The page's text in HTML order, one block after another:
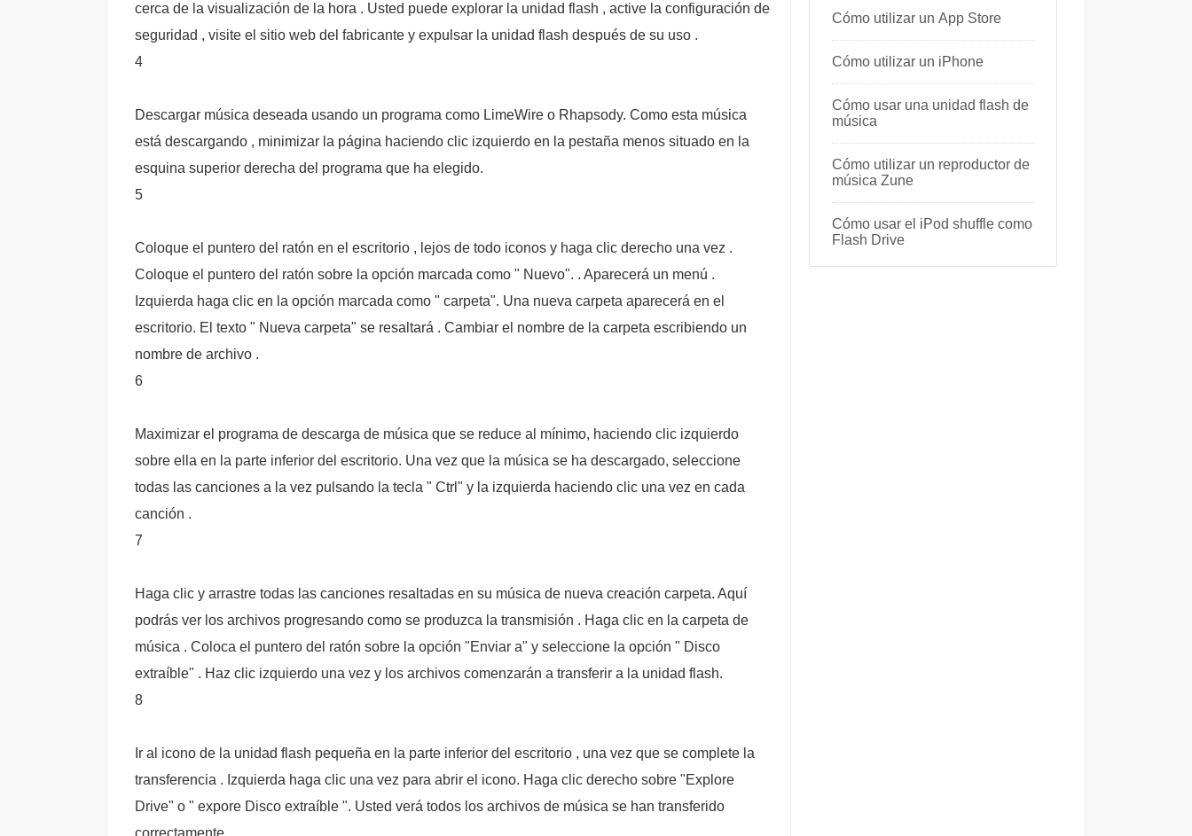
cerca de la visualización de la hora . Usted puede explorar la unidad flash , active la configuración de
seguridad , visite el sitio web del fabricante y expulsar la unidad flash después de su uso .
4
Descargar música deseada usando un programa como LimeWire o Rhapsody. Como esta música
está descargando , minimizar la página haciendo clic izquierdo en la pestaña menos situado en la
esquina superior derecha del programa que ha elegido.
5
Coloque el puntero del ratón en el escritorio , lejos de todo iconos y haga clic derecho una vez .
Coloque el puntero del ratón sobre la opción marcada como " Nuevo". . Aparecerá un menú .
Izquierda haga clic en la opción marcada como " carpeta". Una nueva carpeta aparecerá en el
escritorio. El texto " Nueva carpeta" se resaltará . Cambiar el nombre de la carpeta escribiendo un
nombre de archivo .
6
Maximizar el programa de descarga de música que se reduce al mínimo, haciendo clic izquierdo
sobre ella en la parte inferior del escritorio. Una vez que la música se ha descargado, seleccione
todas las canciones a la vez pulsando la tecla " Ctrl" y la izquierda haciendo clic una vez en cada
canción .
7
Haga clic y arrastre todas las canciones resaltadas en su música de nueva creación carpeta. Aquí
podrás ver los archivos progresando como se produzca la transmisión . Haga clic en la carpeta de
música . Coloca el puntero del ratón sobre la opción "Enviar a" y seleccione la opción " Disco
extraíble" . Haz clic izquierdo una vez y los archivos comenzarán a transferir a la unidad flash.
8
Ir al icono de la unidad flash pequeña en la parte inferior del escritorio , una vez que se complete la
transferencia . Izquierda haga clic una vez para abrir el icono. Haga clic derecho sobre "Explore
Drive" o " expore Disco extraíble ". Usted verá todos los archivos de música se han transferido
correctamente
Cómo utilizar un App Store
Cómo utilizar un iPhone
Cómo usar una unidad flash de
música
Cómo utilizar un reproductor de
música Zune
Cómo usar el iPod shuffle como
Flash Drive